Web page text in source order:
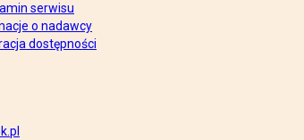
serwisu
o nadawcy
dostępności